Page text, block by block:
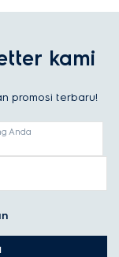
kami
promosi terbaru!
Anda